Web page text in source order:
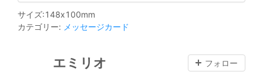
サイズ:148x100mm
カテゴリー: メッセージカード
エミリオ フォロー